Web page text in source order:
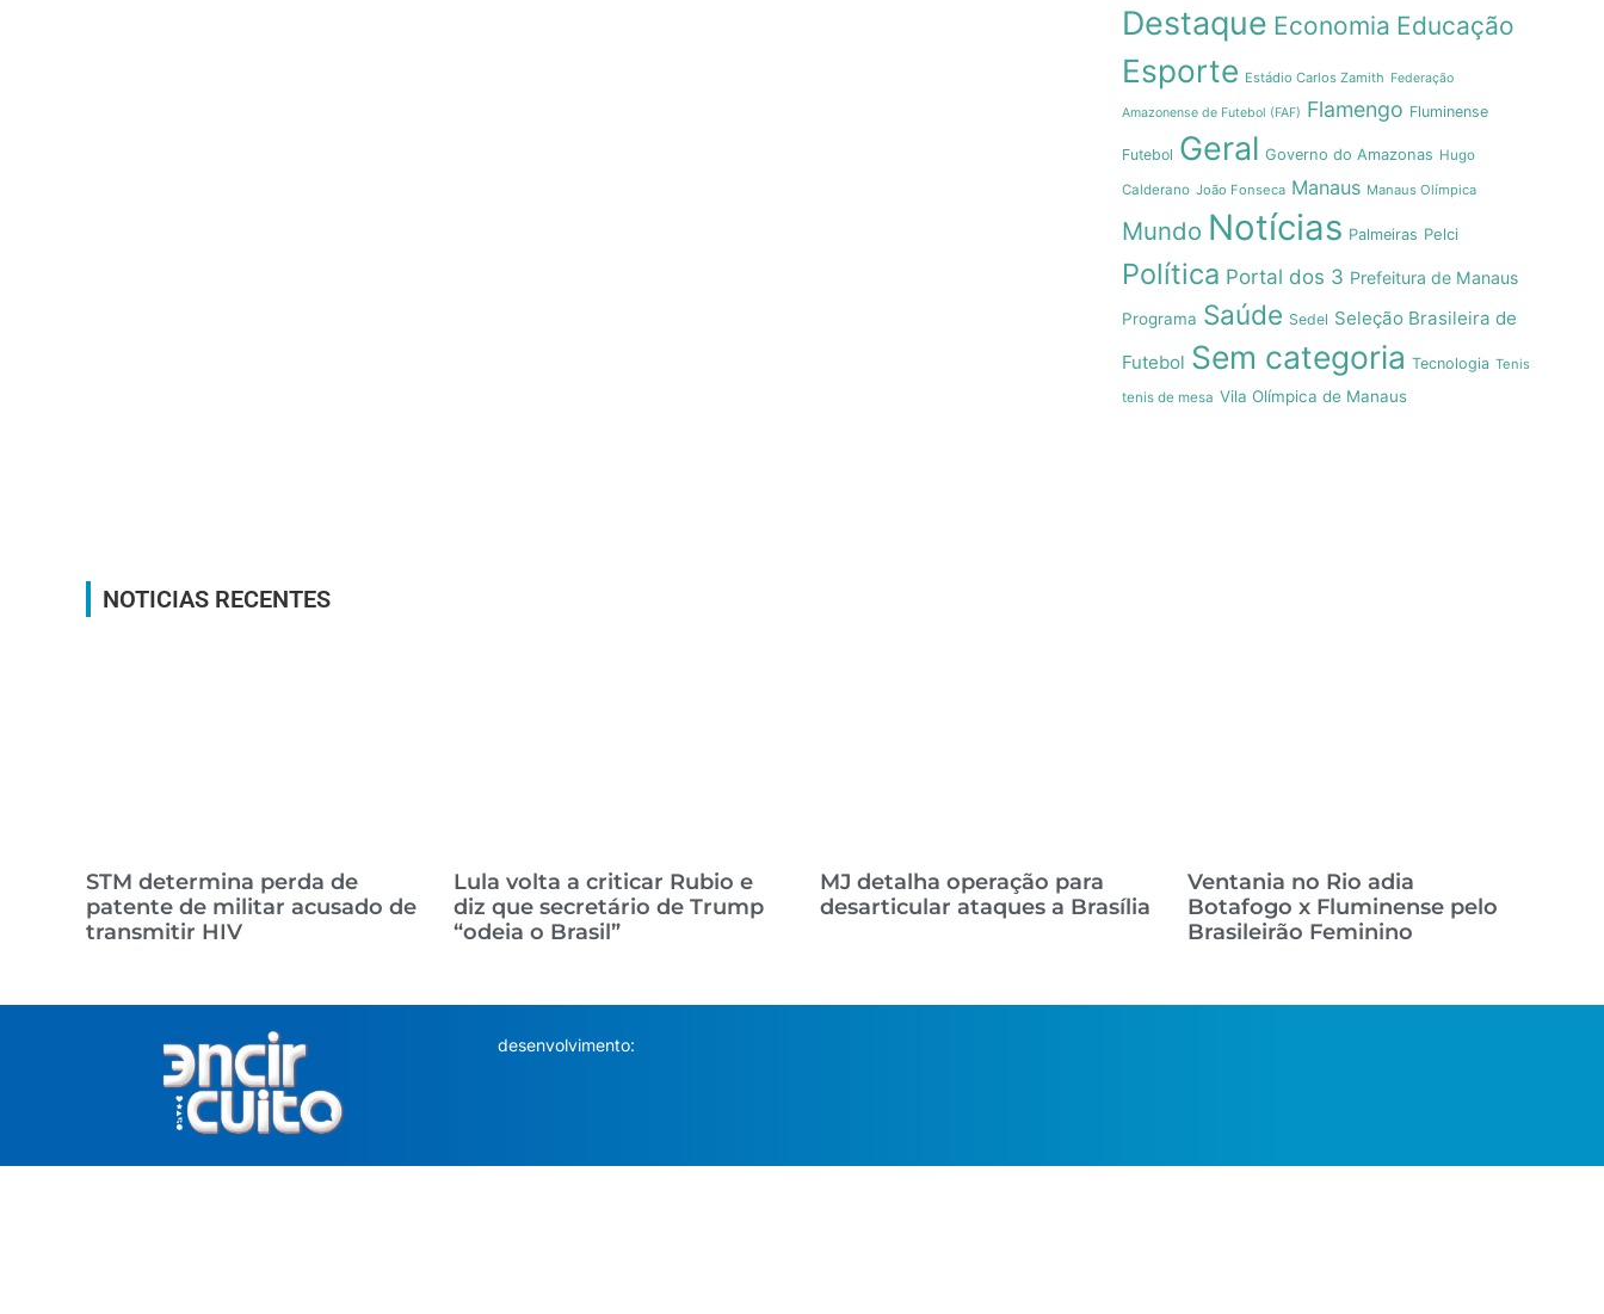
Destaque Economia Educação
Esporte Estádio Carlos Zamith Federação
Amazonense de Futebol (FAF) Flamengo Fluminense
Futebol Geral Governo do Amazonas Hugo
Calderano João Fonseca Manaus Manaus Olímpica
Mundo Notícias Palmeiras Pelci
Política Portal dos 3 Prefeitura de Manaus
Programa Saúde Sedel Seleção Brasileira de
Futebol Sem categoria Tecnologia Tenis
tenis de mesa Vila Olímpica de Manaus
NOTICIAS RECENTES
STM determina perda de
patente de militar acusado de
transmitir HIV
Lula volta a criticar Rubio e
diz que secretário de Trump
“odeia o Brasil”
MJ detalha operação para
desarticular ataques a Brasília
Ventania no Rio adia
Botafogo x Fluminense pelo
Brasileirão Feminino
desenvolvimento: